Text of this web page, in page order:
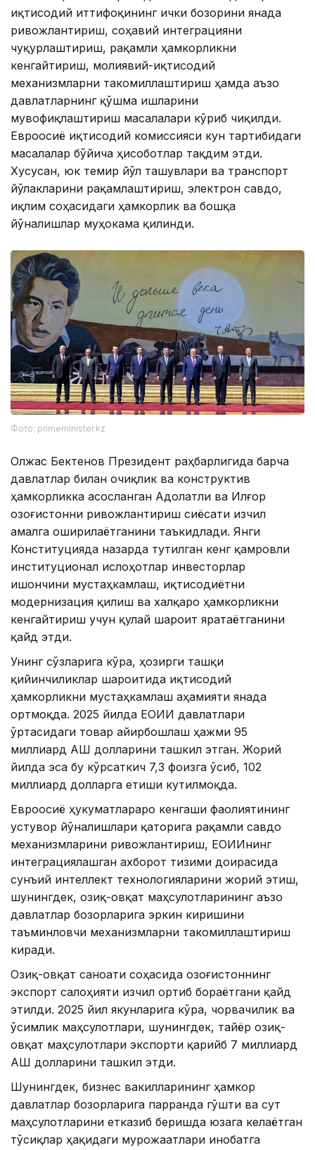
иқтисодий иттифоқининг ички бозорини янада
ривожлантириш, соҳавий интеграцияни
чуқурлаштириш, рақамли ҳамкорликни
кенгайтириш, молиявий-иқтисодий
механизмларни такомиллаштириш ҳамда аъзо
давлатларнинг қўшма ишларини
мувофиқлаштириш масалалари кўриб чиқилди.
Евроосиё иқтисодий комиссияси кун тартибидаги
масалалар бўйича ҳисоботлар тақдим этди.
Хусусан, юк темир йўл ташувлари ва транспорт
йўлакларини рақамлаштириш, электрон савдо,
иқлим соҳасидаги ҳамкорлик ва бошқа
йўналишлар муҳокама қилинди.
Фото: primeminister.kz
Олжас Бектенов Президент раҳбарлигида барча
давлатлар билан очиқлик ва конструктив
ҳамкорликка асосланган Адолатли ва Илғор
Қозоғистонни ривожлантириш сиёсати изчил
амалга оширилаётганини таъкидлади. Янги
Конституцияда назарда тутилган кенг қамровли
институционал ислоҳотлар инвесторлар
ишончини мустаҳкамлаш, иқтисодиётни
модернизация қилиш ва халқаро ҳамкорликни
кенгайтириш учун қулай шароит яратаётганини
қайд этди.
Унинг сўзларига кўра, ҳозирги ташқи
қийинчиликлар шароитида иқтисодий
ҳамкорликни мустаҳкамлаш аҳамияти янада
ортмоқда. 2025 йилда ЕОИИ давлатлари
ўртасидаги товар айирбошлаш ҳажми 95
миллиард АҚШ долларини ташкил этган. Жорий
йилда эса бу кўрсаткич 7,3 фоизга ўсиб, 102
миллиард долларга етиши кутилмоқда.
Евроосиё ҳукуматлараро кенгаши фаолиятининг
устувор йўналишлари қаторига рақамли савдо
механизмларини ривожлантириш, ЕОИИнинг
интеграциялашган ахборот тизими доирасида
сунъий интеллект технологияларини жорий этиш,
шунингдек, озиқ-овқат маҳсулотларининг аъзо
давлатлар бозорларига эркин киришини
таъминловчи механизмларни такомиллаштириш
киради.
Озиқ-овқат саноати соҳасида Қозоғистоннинг
экспорт салоҳияти изчил ортиб бораётгани қайд
этилди. 2025 йил якунларига кўра, чорвачилик ва
ўсимлик маҳсулотлари, шунингдек, тайёр озиқ-
овқат маҳсулотлари экспорти қарийб 7 миллиард
АҚШ долларини ташкил этди.
Шунингдек, бизнес вакилларининг ҳамкор
давлатлар бозорларига парранда гўшти ва сут
маҳсулотларини етказиб беришда юзага келаётган
тўсиқлар ҳақидаги мурожаатлари инобатга